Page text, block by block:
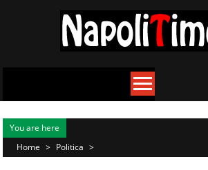
You are here
Home > Politica >